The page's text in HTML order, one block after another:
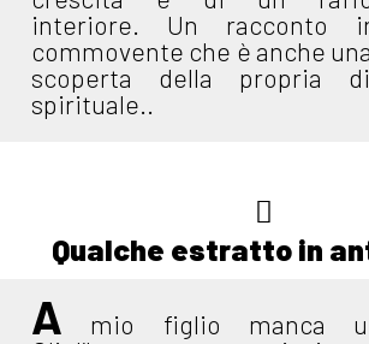
interiore. Un racconto
commovente che è anche
scoperta della propria
spirituale..
Qualche estratto in
A mio figlio manca